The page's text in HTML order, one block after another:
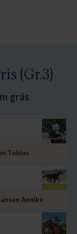
(Gr.3)
gräs
Tobias
Annike